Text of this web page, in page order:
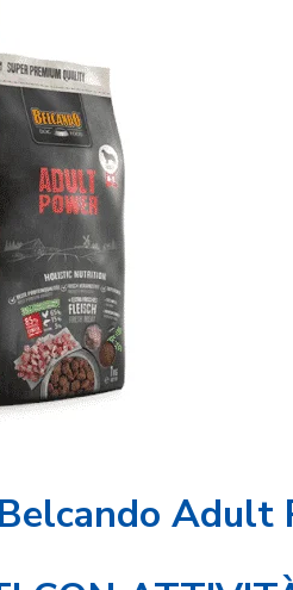
Adult